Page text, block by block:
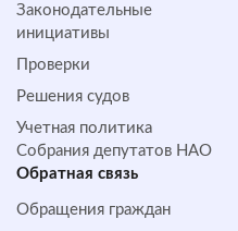
Законодательные
инициативы
Проверки
Решения судов
Учетная политика
Собрания депутатов НАО
Обратная cвязь
Обращения граждан